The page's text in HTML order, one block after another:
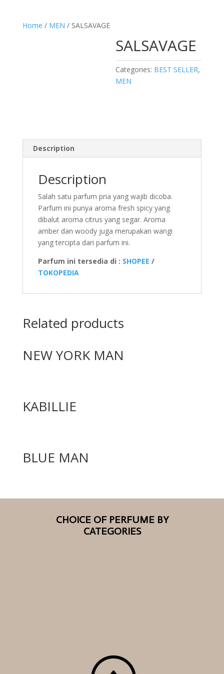
Home / MEN / SALSAVAGE
SALSAVAGE
Categories: BEST SELLER,
MEN
Description
Description
Salah satu parfum pria yang wajib dicoba.
Parfum ini punya aroma fresh spicy yang
dibalut aroma citrus yang segar. Aroma
amber dan woody juga merupakan wangi
yang tercipta dari parfum ini.
Parfum ini tersedia di : SHOPEE /
TOKOPEDIA
Related products
NEW YORK MAN
KABILLIE
BLUE MAN
CHOICE OF PERFUME BY
CATEGORIES